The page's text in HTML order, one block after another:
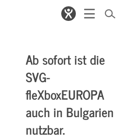
Ab sofort ist die
SVG-
fleXboxEUROPA
auch in Bulgarien
nutzbar.